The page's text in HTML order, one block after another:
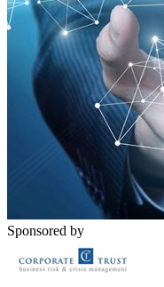
Sponsored by